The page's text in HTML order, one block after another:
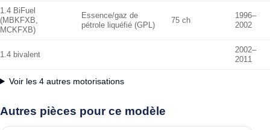
1.4 BiFuel
(MBKFXB,
MCKFXB)
Essence/gaz de
pétrole liquéfié (GPL)
75 ch
1996–
2002
1.4 bivalent
2002–
2011
Voir les 4 autres motorisations
Autres pièces pour ce modèle